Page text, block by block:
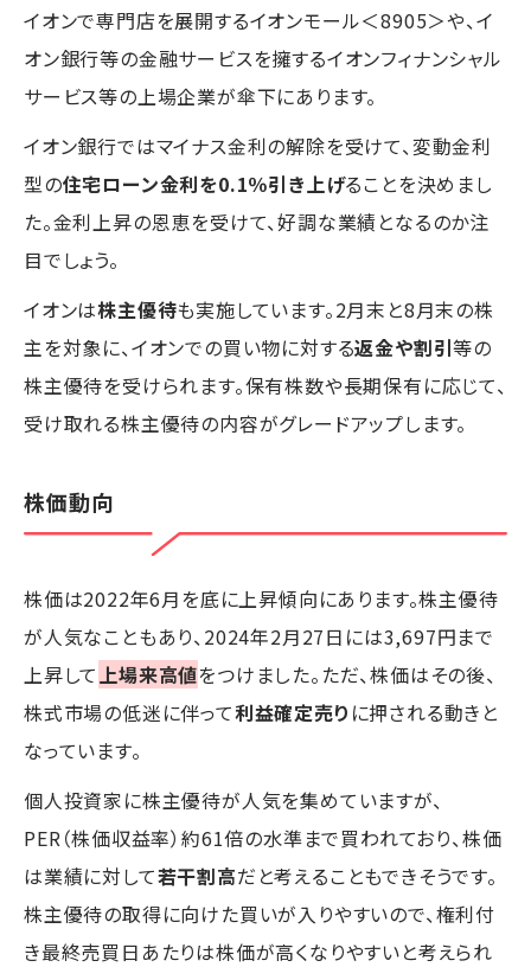
イオンで専門店を展開するイオンモール＜8905＞や、イ
オン銀行等の金融サービスを擁するイオンフィナンシャル
サービス等の上場企業が傘下にあります。
イオン銀行ではマイナス金利の解除を受けて、変動金利
型の住宅ローン金利を0.1％引き上げることを決めまし
た。金利上昇の恩恵を受けて、好調な業績となるのか注
目でしょう。
イオンは株主優待も実施しています。2月末と8月末の株
主を対象に、イオンでの買い物に対する返金や割引等の
株主優待を受けられます。保有株数や長期保有に応じて、
受け取れる株主優待の内容がグレードアップします。
株価動向
株価は2022年6月を底に上昇傾向にあります。株主優待
が人気なこともあり、2024年2月27日には3,697円まで
上昇して 上場来高値をつけました。ただ、株価はその後、
株式市場の低迷に伴って利益確定売り に押される動きと
なっています。
個人投資家に株主優待が人気を集めていますが、
PER（株価収益率）約61倍の水準まで買われており、株価
は業績に対して若干割高だと考えることもできそうです。
株主優待の取得に向けた買いが入りやすいので、権利付
き最終売買日あたりは株価が高くなりやすいと考えられ